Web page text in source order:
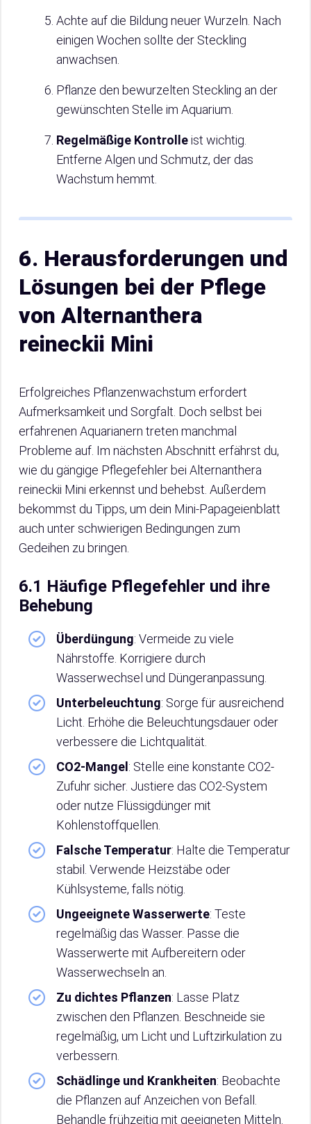
Achte auf die Bildung neuer Wurzeln. Nach
einigen Wochen sollte der Steckling
anwachsen.
Pflanze den bewurzelten Steckling an der
gewünschten Stelle im Aquarium.
Regelmäßige Kontrolleist wichtig.
Entferne Algen und Schmutz, der das
Wachstum hemmt.
6. Herausforderungen und
Lösungen bei der Pflege
von Alternanthera
reineckii Mini
Erfolgreiches Pflanzenwachstum erfordert
Aufmerksamkeit und Sorgfalt. Doch selbst bei
erfahrenen Aquarianern treten manchmal
Probleme auf. Im nächsten Abschnitt erfährst du,
wie du gängige Pflegefehler bei Alternanthera
reineckii Mini erkennst und behebst. Außerdem
bekommst du Tipps, um dein Mini-Papageienblatt
auch unter schwierigen Bedingungen zum
Gedeihen zu bringen.
6.1 Häufige Pflegefehler und ihre
Behebung
Überdüngung: Vermeide zu viele
Nährstoffe. Korrigiere durch
Wasserwechsel und Düngeranpassung.
Unterbeleuchtung: Sorge für ausreichend
Licht. Erhöhe die Beleuchtungsdauer oder
verbessere die Lichtqualität.
CO2-Mangel : Stelle eine konstante CO2-
Zufuhr sicher. Justiere das CO2-System
oder nutze Flüssigdünger mit
Kohlenstoffquellen.
Falsche Temperatur: Halte die Temperatur
stabil. Verwende Heizstäbe oder
Kühlsysteme, falls nötig.
Ungeeignete Wasserwerte: Teste
regelmäßig das Wasser. Passe die
Wasserwerte mit Aufbereitern oder
Wasserwechseln an.
Zu dichtes Pflanzen: Lasse Platz
zwischen den Pflanzen. Beschneide sie
regelmäßig, um Licht und Luftzirkulation zu
verbessern.
Schädlinge und Krankheiten: Beobachte
die Pflanzen auf Anzeichen von Befall.
Behandle frühzeitig mit geeigneten Mitteln.